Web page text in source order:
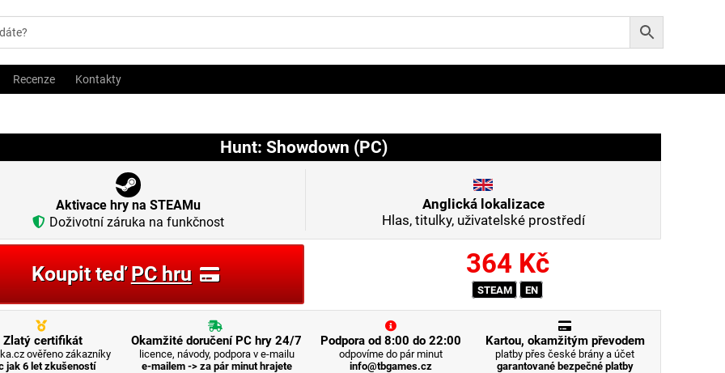
Recenze Kontakty
Hunt: Showdown (PC)
Aktivace hry na STEAMu
Doživotní záruka na funkčnost
Anglická lokalizace
Hlas, titulky, uživatelské prostředí
Koupit teďPC hru 364 Kč
STEAM EN
Zlatý certifikát
ověřeno zákazníky
jak 6 let zkušeností
Okamžité doručení PC hry 24/7
licence, návody, podpora v e-mailu
e-mailem -> za pár minut hrajete
Podpora od 8:00 do 22:00
odpovíme do pár minut
info@tbgames.cz
Kartou, okamžitým převodem
platby přes české brány a účet
garantované bezpečné platby